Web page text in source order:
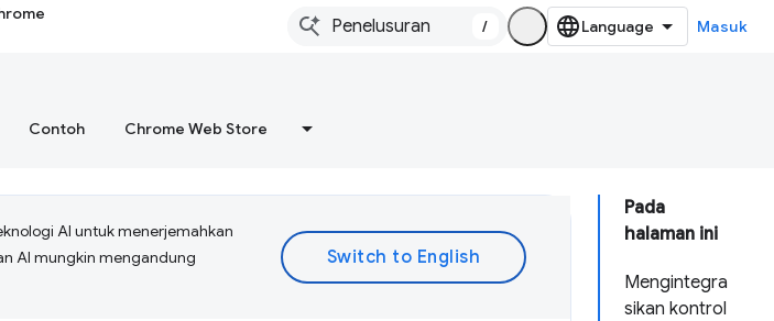
/ Masuk
Contoh Chrome Web Store
Pada
halaman ini
Mengintegra
sikan kontrol
AI untuk menerjemahkan
AI mungkin mengandung